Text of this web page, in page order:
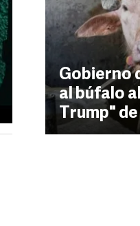
Gobierno
al búfalo
Trump"